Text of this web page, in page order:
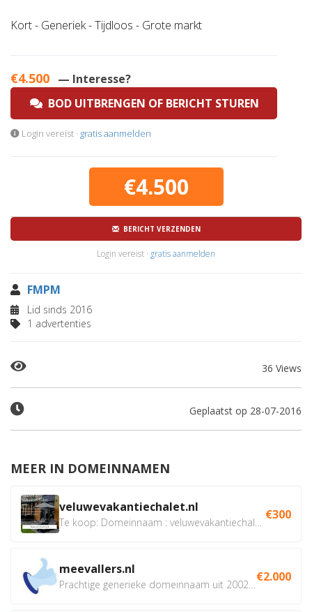
Kort - Generiek - Tijdloos - Grote markt
€4.500 — Interesse?
BOD UITBRENGEN OF BERICHT STUREN
Login vereist · gratis aanmelden
€4.500
BERICHT VERZENDEN
Login vereist · gratis aanmelden
FMPM
Lid sinds 2016
1 advertenties
36 Views
Geplaatst op 28-07-2016
MEER IN DOMEINNAMEN
veluwevakantiechalet.nl €300
meevallers.nl €2.000